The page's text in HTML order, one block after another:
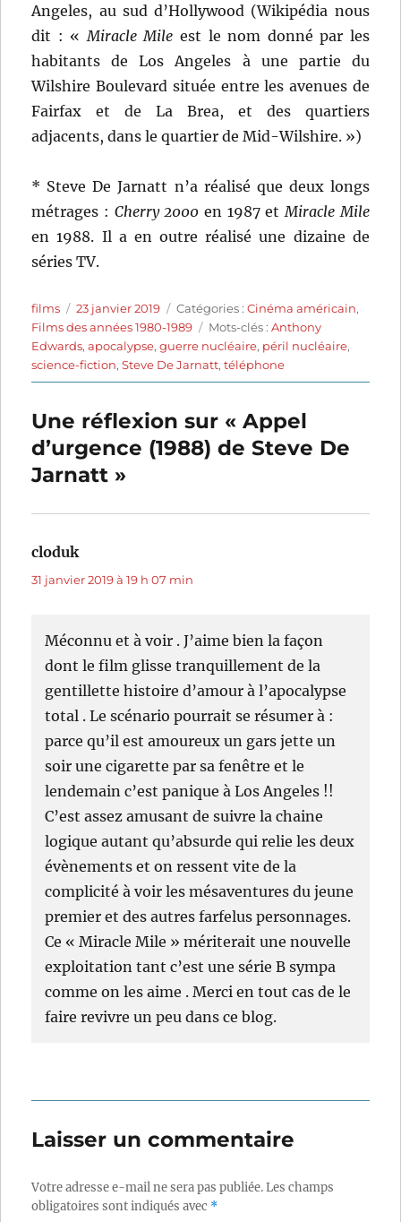
Angeles, au sud d’Hollywood (Wikipédia nous
dit : «Miracle Mile est le nom donné par les
habitants de Los Angeles à une partie du
Wilshire Boulevard située entre les avenues de
Fairfax et de La Brea, et des quartiers
adjacents, dans le quartier de Mid-Wilshire. »)
* Steve De Jarnatt n’a réalisé que deux longs
métrages : Cherry 2000 en 1987 etMiracle Mile
en 1988. Il a en outre réalisé une dizaine de
séries TV.
Auteur
films
Publié
le
23 janvier 2019 Catégories
Catégories :Cinéma américain,
Films des années 1980-1989
Étiquettes
Mots-clés :Anthony
Edwards,apocalypse,guerre nucléaire, péril nucléaire,
science-fiction,Steve De Jarnatt,téléphone
Une réflexion sur « Appel
d’urgence (1988) de Steve De
Jarnatt »
clodukdit :
31 janvier 2019 à 19 h 07 min
Méconnu et à voir . J’aime bien la façon
dont le film glisse tranquillement de la
gentillette histoire d’amour à l’apocalypse
total . Le scénario pourrait se résumer à :
parce qu’il est amoureux un gars jette un
soir une cigarette par sa fenêtre et le
lendemain c’est panique à Los Angeles !!
C’est assez amusant de suivre la chaine
logique autant qu’absurde qui relie les deux
évènements et on ressent vite de la
complicité à voir les mésaventures du jeune
premier et des autres farfelus personnages.
Ce « Miracle Mile » mériterait une nouvelle
exploitation tant c’est une série B sympa
comme on les aime . Merci en tout cas de le
faire revivre un peu dans ce blog.
Laisser un commentaire
Votre adresse e-mail ne sera pas publiée.Les champs
obligatoires sont indiqués avec *